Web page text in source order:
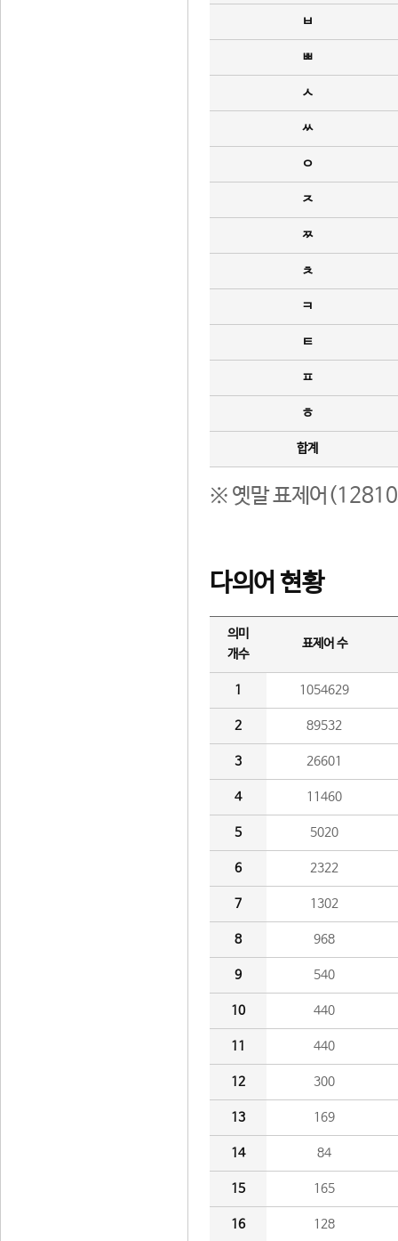
ㅂ
ㅃ
ㅅ
ㅆ
ㅇ
ㅈ
ㅉ
ㅊ
ㅋ
ㅌ
ㅍ
ㅎ
합계
※ 옛말 표제어(12810
다의어 현황
의미
개수
표제어 수
1 1054629
2 89532
3 26601
4 11460
5 5020
6 2322
7 1302
8 968
9 540
10 440
11 440
12 300
13 169
14 84
15 165
16 128